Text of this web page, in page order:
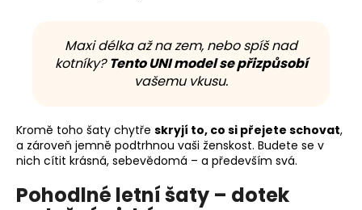
Maxi délka až na zem, nebo spíš nad
kotníky?Tento UNI model se přizpůsobí
vašemu vkusu.
Kromě toho šaty chytře skryjí to, co si přejete schovat,
a zároveň jemně podtrhnou vaši ženskost. Budete se v
nich cítit krásná, sebevědomá – a především svá.
Pohodlné letní šaty – dotek